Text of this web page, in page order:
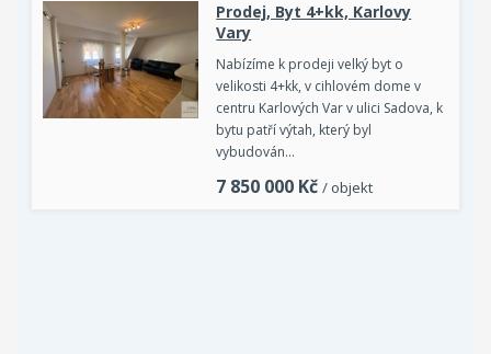
Prodej, Byt 4+kk, Karlovy
Vary
Nabízíme k prodeji velký byt o
velikosti 4+kk, v cihlovém dome v
centru Karlových Var v ulici Sadova, k
bytu patří výtah, který byl
vybudován…
7 850 000 Kč / objekt